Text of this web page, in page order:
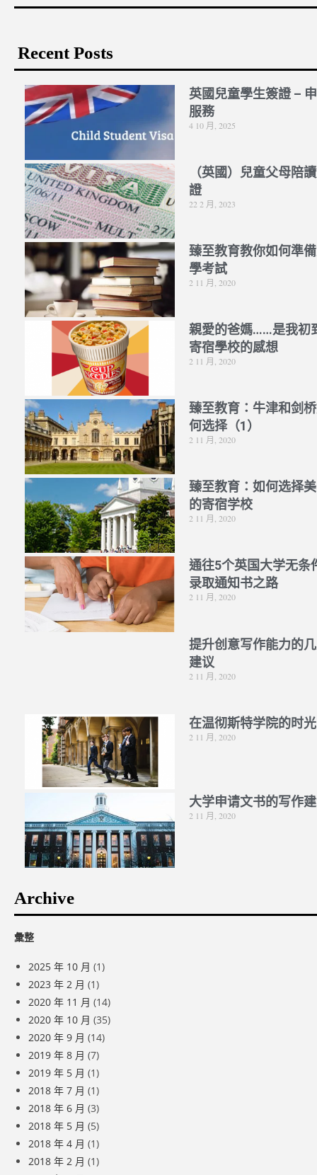
Recent Posts
英國兒童學生簽證 –
服務
4 10 月, 2025
（英國）兒童父母陪
證
22 2 月, 2023
臻至教育教你如何準
學考試
2 11 月, 2020
親愛的爸媽……是我初
寄宿學校的感想
2 11 月, 2020
臻至教育：牛津和剑
何选择（1）
2 11 月, 2020
臻至教育：如何选择
的寄宿学校
2 11 月, 2020
通往5个英国大学无条
录取通知书之路
2 11 月, 2020
提升创意写作能力的
建议
2 11 月, 2020
在温彻斯特学院的时光
2 11 月, 2020
大学申请文书的写作
2 11 月, 2020
Archive
彙整
2025 年 10 月 (1)
2023 年 2 月 (1)
2020 年 11 月 (14)
2020 年 10 月 (35)
2020 年 9 月 (14)
2019 年 8 月 (7)
2019 年 5 月 (1)
2018 年 7 月 (1)
2018 年 6 月 (3)
2018 年 5 月 (5)
2018 年 4 月 (1)
2018 年 2 月 (1)